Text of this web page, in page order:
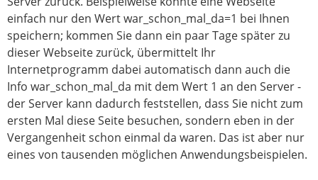
einfach nur den Wert war_schon_mal_da=1 bei Ihnen
speichern; kommen Sie dann ein paar Tage später zu
dieser Webseite zurück, übermittelt Ihr
Internetprogramm dabei automatisch dann auch die
Info war_schon_mal_da mit dem Wert 1 an den Server -
der Server kann dadurch feststellen, dass Sie nicht zum
ersten Mal diese Seite besuchen, sondern eben in der
Vergangenheit schon einmal da waren. Das ist aber nur
eines von tausenden möglichen Anwendungsbeispielen.